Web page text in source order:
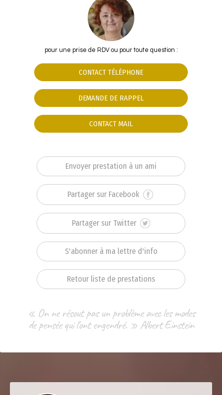
pour une prise de RDV ou pour toute question :
CONTACT TÉLÉPHONE
DEMANDE DE RAPPEL
CONTACT MAIL
Envoyer prestation à un ami
Partager sur Facebook
Partager sur Twitter
S'abonner à ma lettre d'info
Retour liste de prestations
« On ne résout pas un problème avec les modes
de pensée qui l'ont engendré. » Albert Einstein